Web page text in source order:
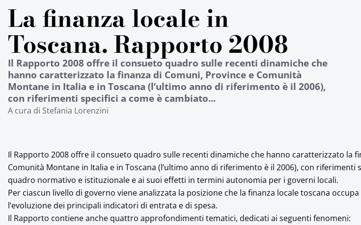
La finanza locale in
Toscana. Rapporto 2008
Il Rapporto 2008 offre il consueto quadro sulle recenti dinamiche che
hanno caratterizzato la finanza di Comuni, Province e Comunità
Montane in Italia e in Toscana (l’ultimo anno di riferimento è il 2006),
con riferimenti specifici a come è cambiato...
A cura di Stefania Lorenzini
Il Rapporto 2008 offre il consueto quadro sulle recenti dinamiche che hanno caratterizzato la
Comunità Montane in Italia e in Toscana (l’ultimo anno di riferimento è il 2006), con riferimenti
quadro normativo e istituzionale e ai suoi effetti in termini autonomia per i governi locali.
Per ciascun livello di governo viene analizzata la posizione che la finanza locale toscana
l’evoluzione dei principali indicatori di entrata e di spesa.
Il Rapporto contiene anche quattro approfondimenti tematici, dedicati ai seguenti fenomeni: